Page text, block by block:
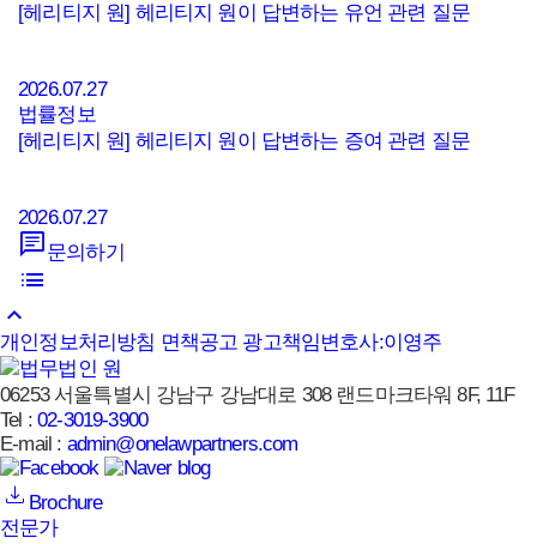
[헤리티지 원] 헤리티지 원이 답변하는 유언 관련 질문
2026.07.27
법률정보
[헤리티지 원] 헤리티지 원이 답변하는 증여 관련 질문
2026.07.27
문의하기
keyboard_arrow_up
개인정보처리방침 면책공고 광고책임변호사:이영주
06253 서울특별시 강남구 강남대로 308 랜드마크타워 8F, 11F
Tel :02-3019-3900
E-mail : admin@onelawpartners.com
Brochure
전문가